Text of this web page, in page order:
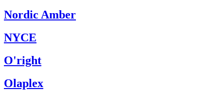
Nordic Amber
NYCE
O'right
Olaplex